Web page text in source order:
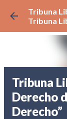
Tribuna
Tribuna
Tribuna
Derecho
Derecho”